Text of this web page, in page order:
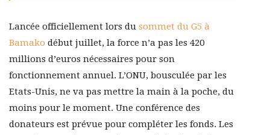
Lancée officiellement lors du sommet du G5 à
Bamako début juillet, la force n’a pas les 420
millions d’euros nécessaires pour son
fonctionnement annuel. L’ONU, bousculée par les
Etats-Unis, ne va pas mettre la main à la poche, du
moins pour le moment. Une conférence des
donateurs est prévue pour compléter les fonds. Les